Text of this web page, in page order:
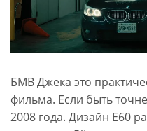
БМВ Джека это
фильма. Если быть
2008 года. Дизайн E60